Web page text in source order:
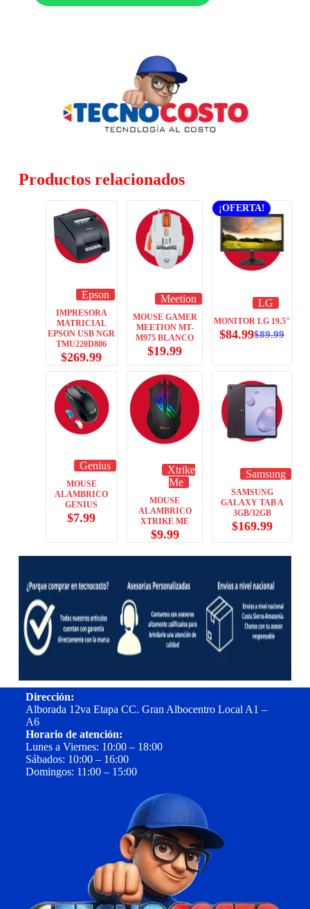
Productos relacionados
Epson
IMPRESORA
MATRICIAL
EPSON USB NGR
TMU220D806
$269.99
Meetion
MOUSE GAMER
MEETION MT-
M975 BLANCO
$19.99
¡OFERTA!
LG
MONITOR LG 19.5″
$89.99
$84.99
Genius
MOUSE
ALAMBRICO
GENIUS
$7.99
Xtrike
Me
MOUSE
ALAMBRICO
XTRIKE ME
$9.99
Samsung
SAMSUNG
GALAXY TAB A
3GB/32GB
$169.99
Dirección:
Alborada 12va Etapa CC. Gran Albocentro Local A1 –
A6
Horario de atención:
Lunes a Viernes: 10:00 – 18:00
Sábados: 10:00 – 16:00
Domingos: 11:00 – 15:00